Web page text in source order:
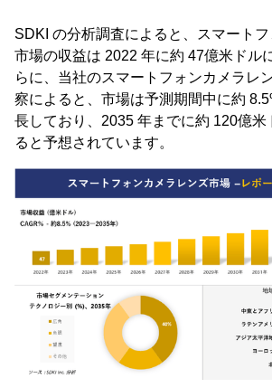
SDKI の分析調査によると、スマート
市場の収益は 2022 年に約 47億米ドル
らに、当社のスマートフォンカメラレ
察によると、市場は予測期間中に約
長しており、2035 年までに約 120億米
ると予想されています。